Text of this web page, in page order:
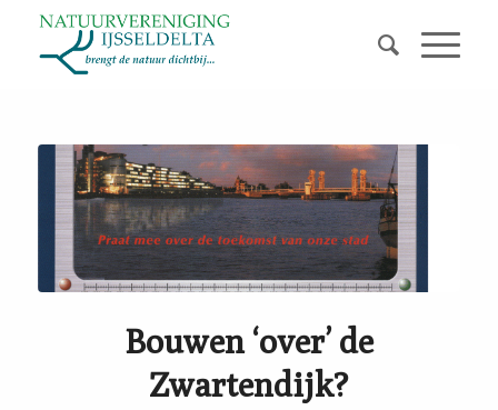
Bouwen ‘over’ de
Zwartendijk?